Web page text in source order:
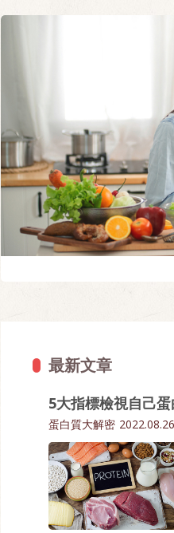
最新文章
5大指標檢視自己
蛋白質大解密 2022.08.26